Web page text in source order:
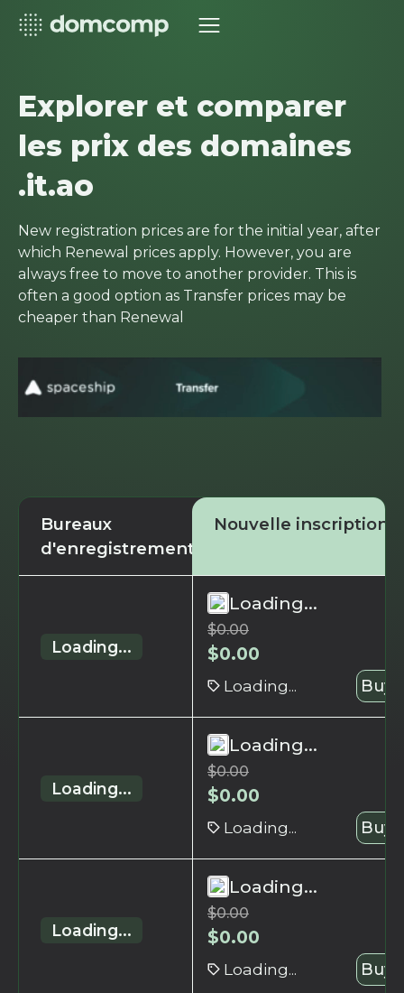
Explorer et comparer
les prix des domaines
.it.ao
New registration prices are for the initial year, after
which Renewal prices apply. However, you are
always free to move to another provider. This is
often a good option as Transfer prices may be
cheaper than Renewal
Bureaux
d'enregistrement
Nouvelle inscription
Loading...
Loading...
$0.00
$0.00
Loading... Buy
Loading...
Loading...
$0.00
$0.00
Loading... Buy
Loading...
Loading...
$0.00
$0.00
Loading... Buy